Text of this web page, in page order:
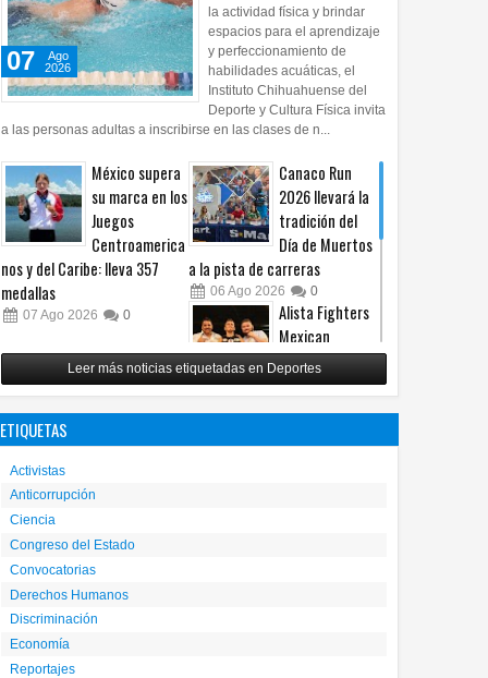
07
Ago
2026
la actividad física y brindar
espacios para el aprendizaje
y perfeccionamiento de
habilidades acuáticas, el
Instituto Chihuahuense del
Deporte y Cultura Física invita
a las personas adultas a inscribirse en las clases de n...
México supera
su marca en los
Juegos
Centroamerica
nos y del Caribe: lleva 357
medallas
07 Ago 2026 0
Canaco Run
2026 llevará la
tradición del
Día de Muertos
a la pista de carreras
06 Ago 2026 0
Alista Fighters
Mexican
Promotions
posible regreso
con peleas en jaula
Reunirá Box de
peleadores de
municipios este fin de semana
30 Jul 2026
Leer más noticias etiquetadas en Deportes
ETIQUETAS
Activistas
Anticorrupción
Ciencia
Congreso del Estado
Convocatorias
Derechos Humanos
Discriminación
Economía
Reportajes